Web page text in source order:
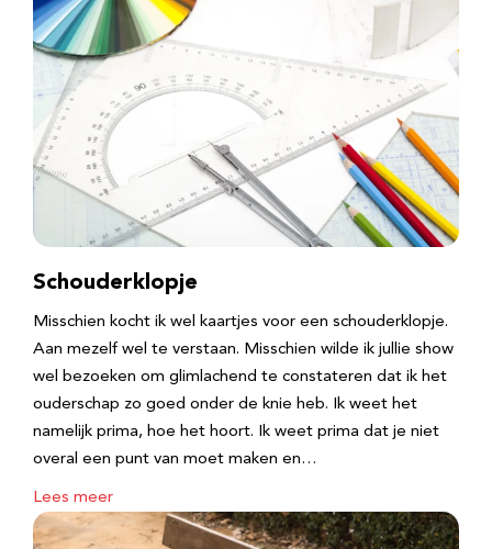
Schouderklopje
Misschien kocht ik wel kaartjes voor een schouderklopje.
Aan mezelf wel te verstaan. Misschien wilde ik jullie show
wel bezoeken om glimlachend te constateren dat ik het
ouderschap zo goed onder de knie heb. Ik weet het
namelijk prima, hoe het hoort. Ik weet prima dat je niet
overal een punt van moet maken en…
Lees meer